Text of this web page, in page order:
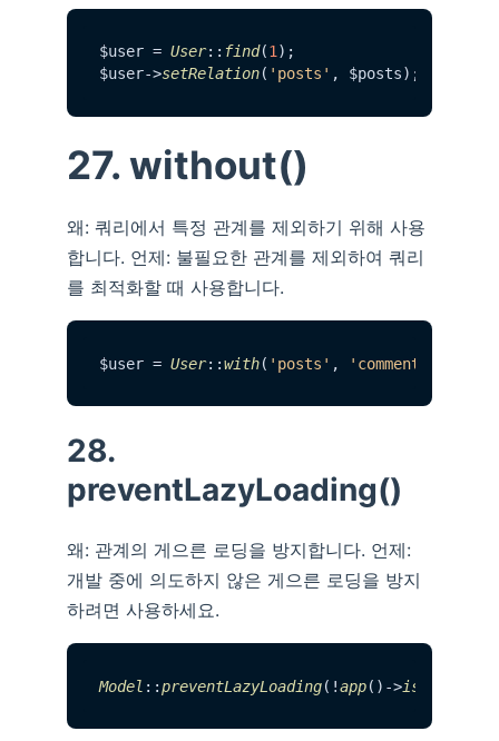
$user = User:: find(1);
$user->setRelation( 'posts'
27. without()
왜: 쿼리에서 특정 관계를 제외하기 위해 사용
합니다. 언제: 불필요한 관계를 제외하여 쿼리
를 최적화할 때 사용합니다.
$user = User::with( 'posts' , 'comments'
28.
preventLazyLoading()
왜: 관계의 게으른 로딩을 방지합니다. 언제:
개발 중에 의도하지 않은 게으른 로딩을 방지
하려면 사용하세요.
Model ::preventLazyLoading(!app()->